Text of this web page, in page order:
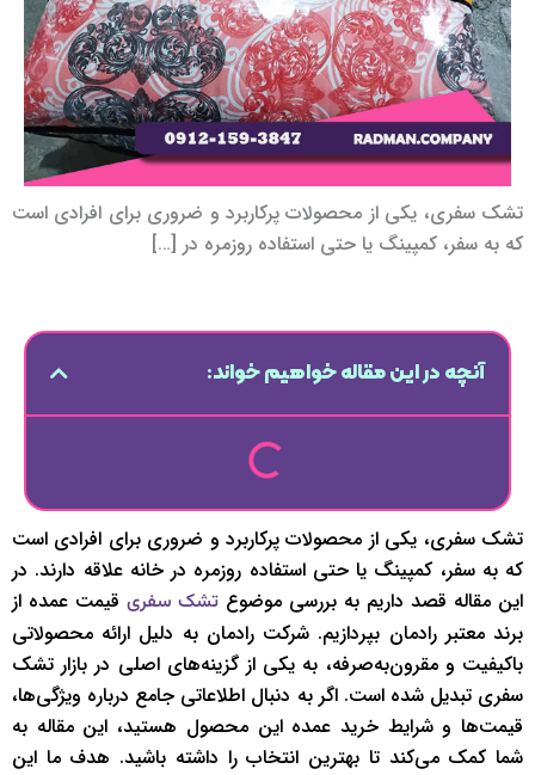
تشک سفری، یکی از محصولات پرکاربرد و ضروری برای افرادی است
که به سفر، کمپینگ یا حتی استفاده روزمره در […]
آنچه در این مقاله خواهیم خواند:
تشک سفری، یکی از محصولات پرکاربرد و ضروری برای افرادی است
که به سفر، کمپینگ یا حتی استفاده روزمره در خانه علاقه دارند. در
این مقاله قصد داریم به بررسی موضوع تشک سفری قیمت عمده از
برند معتبر رادمان بپردازیم. شرکت رادمان به دلیل ارائه محصولاتی
باکیفیت و مقرون‌به‌صرفه، به یکی از گزینه‌های اصلی در بازار تشک
سفری تبدیل شده است. اگر به دنبال اطلاعاتی جامع درباره ویژگی‌ها،
قیمت‌ها و شرایط خرید عمده این محصول هستید، این مقاله به
شما کمک می‌کند تا بهترین انتخاب را داشته باشید. هدف ما این